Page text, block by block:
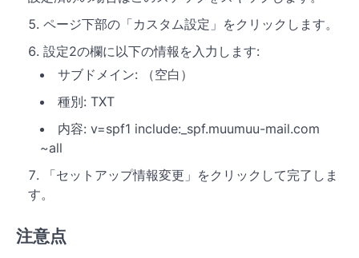
ページ下部の「カスタム設定」をクリックします。
設定2の欄に以下の情報を入力します:
サブドメイン: （空白）
種別: TXT
内容: v=spf1 include:_spf.muumuu-mail.com
~all
「セットアップ情報変更」をクリックして完了しま
す。
注意点